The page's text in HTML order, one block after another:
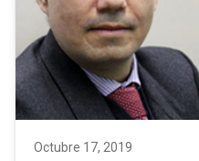
Octubre 17, 2019